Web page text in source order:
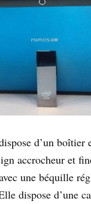
d’un boîtier
accrocheur et
une béquille
dispose d’une